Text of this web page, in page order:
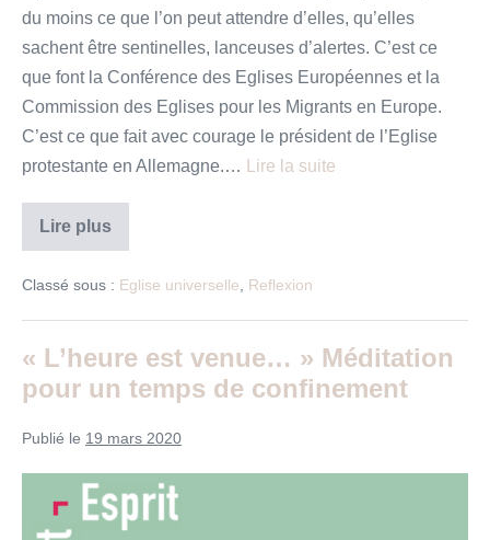
du moins ce que l’on peut attendre d’elles, qu’elles
sachent être sentinelles, lanceuses d’alertes. C’est ce
que font la Conférence des Eglises Européennes et la
Commission des Eglises pour les Migrants en Europe.
C’est ce que fait avec courage le président de l’Eglise
protestante en Allemagne.…
Lire la suite
Lire plusChronique
Universelle
–
Classé sous : Eglise universelle, Reflexion
« L’heure est venue… » Méditation
pour un temps de confinement
Publié le 19 mars 2020
« L’heure